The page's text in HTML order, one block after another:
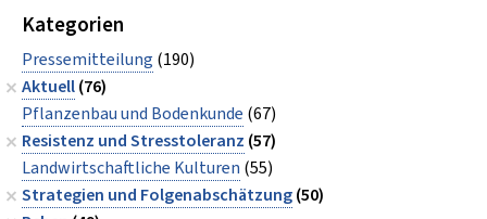
Kategorien
Pressemitteilung (190)
Aktuell(76)
Pflanzenbau und Bodenkunde (67)
Resistenz und Stresstoleranz (57)
Landwirtschaftliche Kulturen (55)
Strategien und Folgenabschätzung(50)